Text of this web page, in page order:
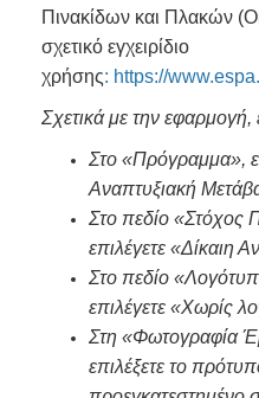
Πινακίδων και Πλακών
σχετικό εγχειρίδιο
χρήσης: https://
Σχετικά με την εφαρμογή,
Στο «Πρόγραμμα»,
Αναπτυξιακή
Στο πεδίο «Στόχος
επιλέγετε «Δίκαιη
Στο πεδίο
επιλέγετε «Xωρίς
Στη «Φωτογραφία
επιλέξετε το